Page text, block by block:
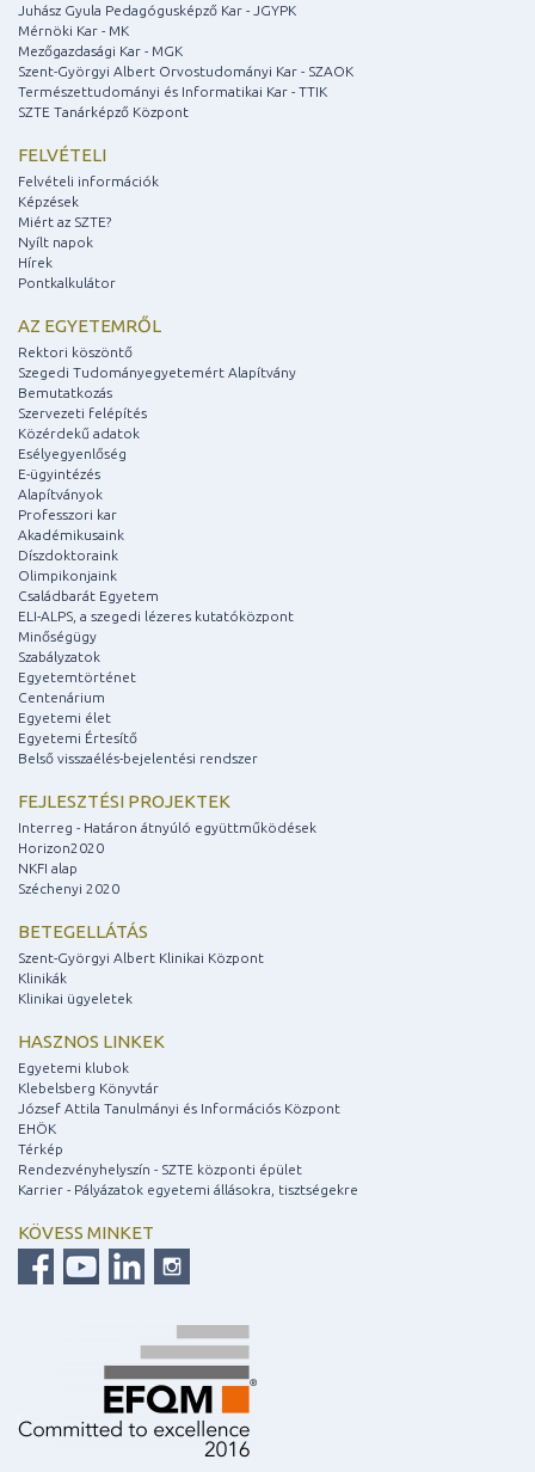
Juhász Gyula Pedagógusképző Kar - JGYPK
Mérnöki Kar - MK
Mezőgazdasági Kar - MGK
Szent-Györgyi Albert Orvostudományi Kar - SZAOK
Természettudományi és Informatikai Kar - TTIK
SZTE Tanárképző Központ
FELVÉTELI
Felvételi információk
Képzések
Miért az SZTE?
Nyílt napok
Hírek
Pontkalkulátor
AZ EGYETEMRŐL
Rektori köszöntő
Szegedi Tudományegyetemért Alapítvány
Bemutatkozás
Szervezeti felépítés
Közérdekű adatok
Esélyegyenlőség
E-ügyintézés
Alapítványok
Professzori kar
Akadémikusaink
Díszdoktoraink
Olimpikonjaink
Családbarát Egyetem
ELI-ALPS, a szegedi lézeres kutatóközpont
Minőségügy
Szabályzatok
Egyetemtörténet
Centenárium
Egyetemi élet
Egyetemi Értesítő
Belső visszaélés-bejelentési rendszer
FEJLESZTÉSI PROJEKTEK
Interreg - Határon átnyúló együttműködések
Horizon2020
NKFI alap
Széchenyi 2020
BETEGELLÁTÁS
Szent-Györgyi Albert Klinikai Központ
Klinikák
Klinikai ügyeletek
HASZNOS LINKEK
Egyetemi klubok
Klebelsberg Könyvtár
József Attila Tanulmányi és Információs Központ
EHÖK
Térkép
Rendezvényhelyszín - SZTE központi épület
Karrier - Pályázatok egyetemi állásokra, tisztségekre
KÖVESS MINKET